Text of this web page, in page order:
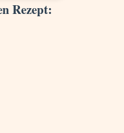
Rezept: